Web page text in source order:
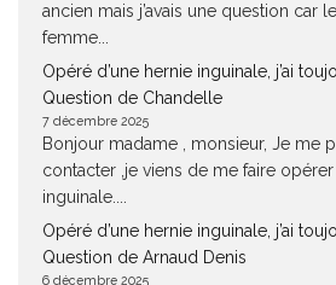
ancien mais j’avais une question car
femme...
Opéré d’une hernie inguinale, j’ai
Question de Chandelle
7 décembre 2025
Bonjour madame , monsieur, Je me
contacter ,je viens de me faire
inguinale....
Opéré d’une hernie inguinale, j’ai
Question de Arnaud Denis
6 décembre 2025